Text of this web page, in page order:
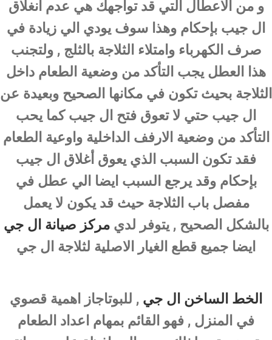
و من الاعطال التي قد تواجهك هي عدم انغلاق
ال جيب بإحكام وهذا سوف يودي الي زيادة في
صرف الكهرباء وامتلاء الثلاجة بالثلج , ولتجنب
هذا العطل يجب التأكد من وضعية الطعام داخل
الثلاجة بحيث تكون في مكانها الصحيح وبعيدة عن
ال جيب حتي لا تعوق فتح ال جيب كما يحب
التأكد من وضعية الارفف الداخلية واوعية الطعام
فقد تكون السبب الذي يعوق أغلاق ال جيب
بإحكام وقد يرجع السبب ايضا الي عطل في
مفصل باب الثلاجة حيث قد يكون لا يعمل
بالشكل الصحيح , يتوفر لديمركز صيانة ال جي
ايضا جميع قطع الغيار الاصلية لثلاجة ال جي
الخط الساخن ال جي , للبوتاجاز اهمية قصوي
في المنزل , فهو القائم بمهام اعداد الطعام